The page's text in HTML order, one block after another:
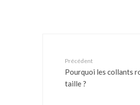
Précédent
Pourquoi les collants
taille ?